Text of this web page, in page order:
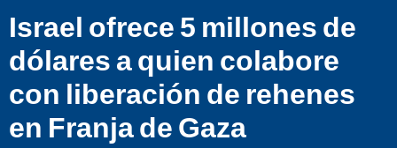
Israel ofrece 5 millones de
dólares a quien colabore
con liberación de rehenes
en Franja de Gaza